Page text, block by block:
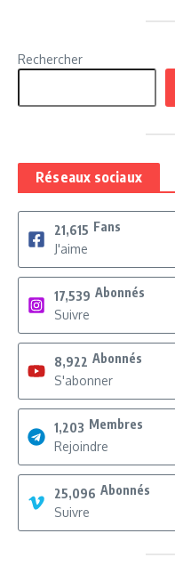
Rechercher
Réseaux sociaux
21,615 Fans
J'aime
17,539 Abonnés
Suivre
8,922 Abonnés
S'abonner
1,203 Membres
Rejoindre
25,096 Abonnés
Suivre